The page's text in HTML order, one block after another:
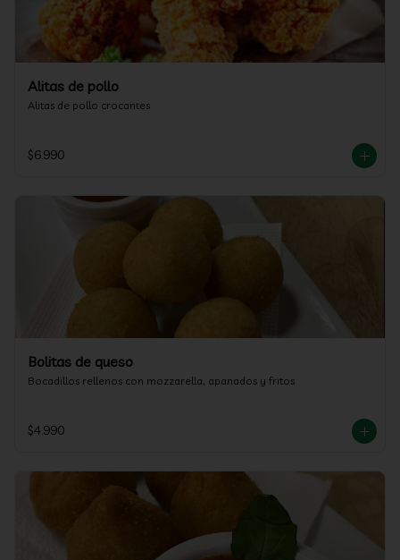
Alitas de pollo
Alitas de pollo crocantes
$6.990
Bolitas de queso
Bocadillos rellenos con mozzarella, apanados y fritos
$4.990